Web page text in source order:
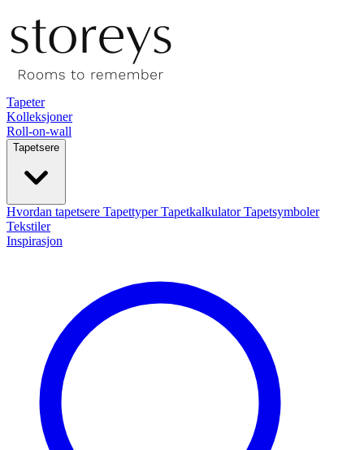
Tapeter
Kolleksjoner
Roll-on-wall
Tapetsere
Hvordan tapetsere TapettyperTapetkalkulatorTapetsymboler
Tekstiler
Inspirasjon